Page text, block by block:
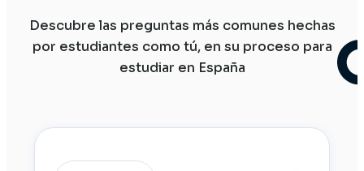
Descubre las preguntas más comunes hechas
por estudiantes como tú, en su proceso para
estudiar en España